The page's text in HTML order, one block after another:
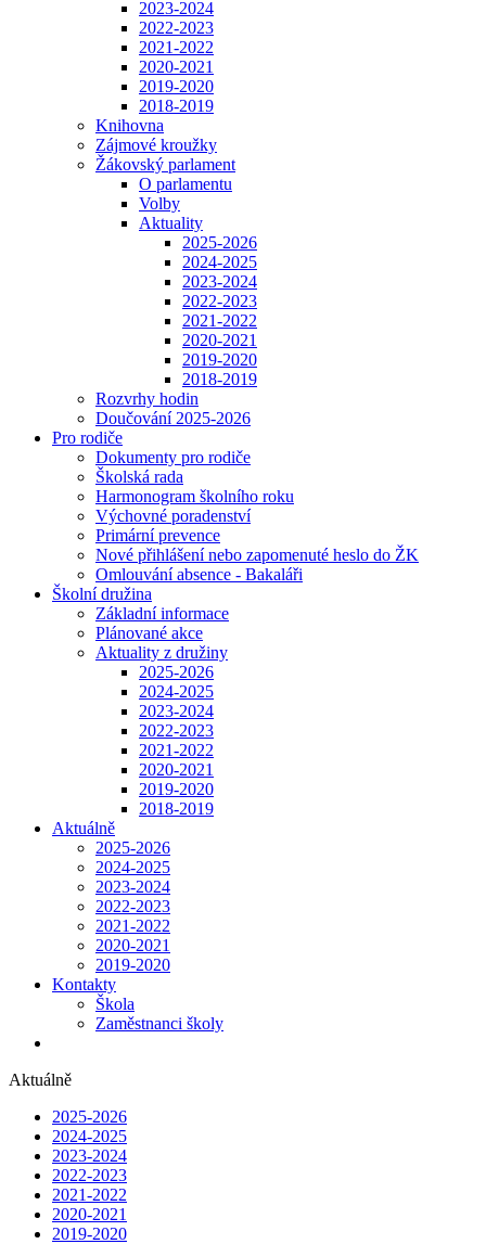
2023-2024
2022-2023
2021-2022
2020-2021
2019-2020
2018-2019
Knihovna
Zájmové kroužky
Žákovský parlament
O parlamentu
Volby
Aktuality
2025-2026
2024-2025
2023-2024
2022-2023
2021-2022
2020-2021
2019-2020
2018-2019
Rozvrhy hodin
Doučování 2025-2026
Pro rodiče
Dokumenty pro rodiče
Školská rada
Harmonogram školního roku
Výchovné poradenství
Primární prevence
Nové přihlášení nebo zapomenuté heslo do ŽK
Omlouvání absence - Bakaláři
Školní družina
Základní informace
Plánované akce
Aktuality z družiny
2025-2026
2024-2025
2023-2024
2022-2023
2021-2022
2020-2021
2019-2020
2018-2019
Aktuálně
2025-2026
2024-2025
2023-2024
2022-2023
2021-2022
2020-2021
2019-2020
Kontakty
Škola
Zaměstnanci školy
Aktuálně
2025-2026
2024-2025
2023-2024
2022-2023
2021-2022
2020-2021
2019-2020